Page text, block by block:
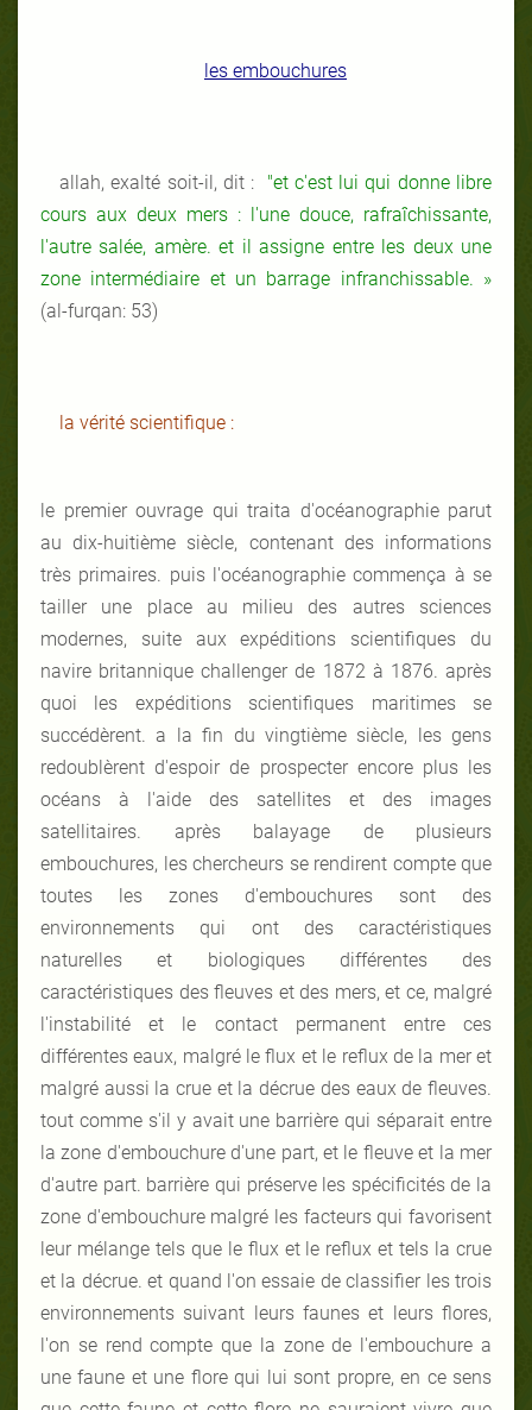
les embouchures
allah, exalté soit-il, dit : "et c'est lui qui donne libre
cours aux deux mers : l'une douce, rafraîchissante,
l'autre salée, amère. et il assigne entre les deux une
zone intermédiaire et un barrage infranchissable. »
(al-furqan: 53)
la vérité scientifique :
le premier ouvrage qui traita d'océanographie parut
au dix-huitième siècle, contenant des informations
très primaires. puis l'océanographie commença à se
tailler une place au milieu des autres sciences
modernes, suite aux expéditions scientifiques du
navire britannique challenger de 1872 à 1876. après
quoi les expéditions scientifiques maritimes se
succédèrent. a la fin du vingtième siècle, les gens
redoublèrent d'espoir de prospecter encore plus les
océans à l'aide des satellites et des images
satellitaires. après balayage de plusieurs
embouchures, les chercheurs se rendirent compte que
toutes les zones d'embouchures sont des
environnements qui ont des caractéristiques
naturelles et biologiques différentes des
caractéristiques des fleuves et des mers, et ce, malgré
l'instabilité et le contact permanent entre ces
différentes eaux, malgré le flux et le reflux de la mer et
malgré aussi la crue et la décrue des eaux de fleuves.
tout comme s'il y avait une barrière qui séparait entre
la zone d'embouchure d'une part, et le fleuve et la mer
d'autre part. barrière qui préserve les spécificités de la
zone d'embouchure malgré les facteurs qui favorisent
leur mélange tels que le flux et le reflux et tels la crue
et la décrue. et quand l'on essaie de classifier les trois
environnements suivant leurs faunes et leurs flores,
l'on se rend compte que la zone de l'embouchure a
une faune et une flore qui lui sont propre, en ce sens